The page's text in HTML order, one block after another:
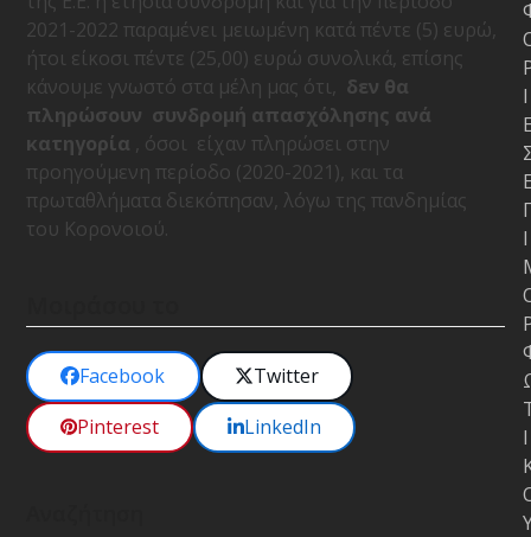
2021-2022 παραμένει μειωμένη κατά πέντε (5) ευρώ,
ήτοι είκοσι πέντε (25,00) ευρώ συνολικά, επίσης
κάνουμε γνωστό στα μέλη μας ότι, δεν θα
πληρώσουν συνδρομή απασχόλησης ανά
κατηγορία , όσοι είχαν πληρώσει στην
προηγούμενη περίοδο (2020-2021), και τα
πρωταθλήματα διεκόπησαν, λόγω της πανδημίας
του Κορονοιού.
Facebook
Twitter
Pinterest
LinkedIn
Ι
Ι
Ι